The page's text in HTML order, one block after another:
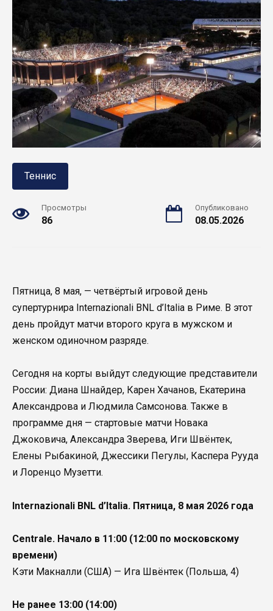
Теннис
Просмотры
86
Опубликовано
08.05.2026
Пятница, 8 мая, — четвёртый игровой день
супертурнира Internazionali BNL d’Italia в Риме. В этот
день пройдут матчи второго круга в мужском и
женском одиночном разряде.
Сегодня на корты выйдут следующие представители
России: Диана Шнайдер, Карен Хачанов, Екатерина
Александрова и Людмила Самсонова. Также в
программе дня — стартовые матчи Новака
Джоковича, Александра Зверева, Иги Швёнтек,
Елены Рыбакиной, Джессики Пегулы, Каспера Рууда
и Лоренцо Музетти.
Internazionali BNL d’Italia. Пятница, 8 мая 2026 года
Centrale. Начало в 11:00 (12:00 по московскому
времени)
Кэти Макналли (США) — Ига Швёнтек (Польша, 4)
Не ранее 13:00 (14:00)